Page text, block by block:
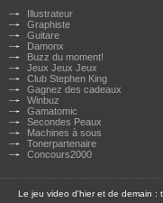
Illustrateur
Graphiste
Guitare
Damonx
Buzz du moment!
Jeux Jeux Jeux
Club Stephen King
Gagnez des cadeaux
Winbuz
Gamatomic
Secondes Peaux
Machines à sous
Tonerpartenaire
Concours2000
Le jeu video d'hier et de demain :